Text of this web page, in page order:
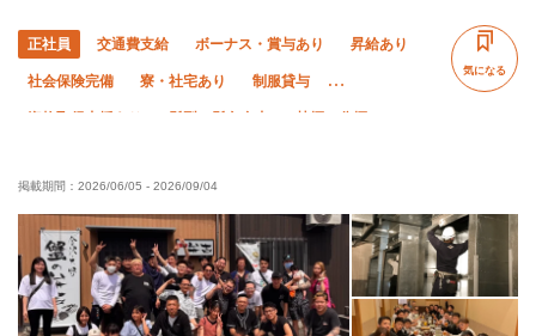
正社員 交通費支給 ボーナス・賞与あり 昇給あり
社会保険完備 寮・社宅あり 制服貸与
車・バイク通勤OK 転勤なし
気になる
掲載期間： 2026/06/05 - 2026/09/04